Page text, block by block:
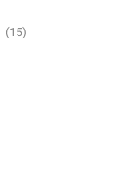
(15)